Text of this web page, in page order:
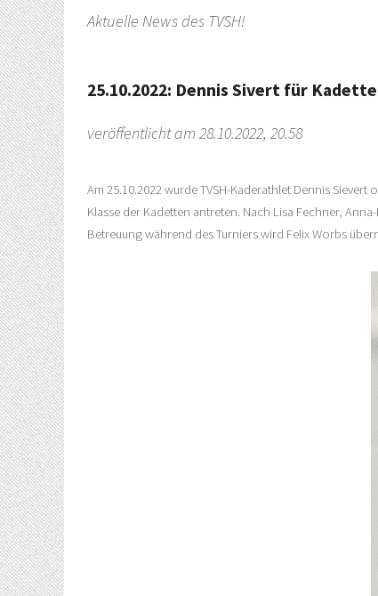
Aktuelle News des TVSH!
25.10.2022: Dennis Sivert für
veröffentlicht am 28.10.2022, 20.58
Am 25.10.2022 wurde TVSH-Kaderathlet Dennis
Klasse der Kadetten antreten. Nach Lisa Fechner,
Betreuung während des Turniers wird Felix Worbs